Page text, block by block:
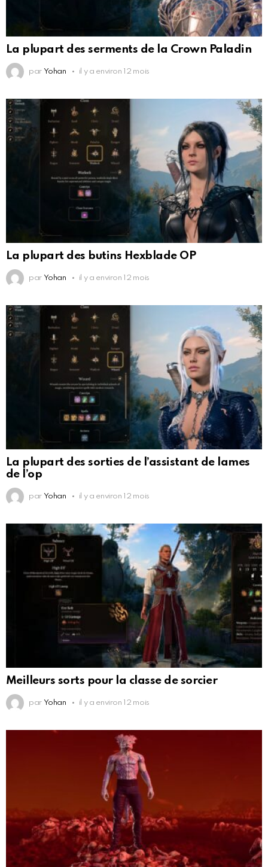
La plupart des serments de la Crown Paladin
par Yohan il y a environ 12 mois
La plupart des butins Hexblade OP
par Yohan il y a environ 12 mois
La plupart des sorties de l’assistant de lames
de l’op
par Yohan il y a environ 12 mois
Meilleurs sorts pour la classe de sorcier
par Yohan il y a environ 12 mois